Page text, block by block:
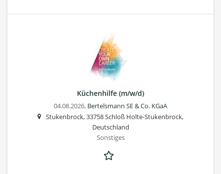
Küchenhilfe (m/w/d)
04.08.2026, Bertelsmann SE & Co. KGaA
Stukenbrock, 33758 Schloß Holte-Stukenbrock,
Deutschland
Sonstiges